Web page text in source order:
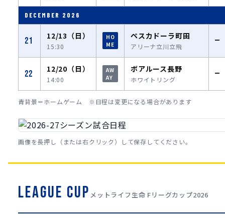
DECEMBER 2026
21 12/13（日）
15:30
HO
ME
ペスカドーラ町田
アリーナ立川立飛
—
22 12/20（日）
14:00
AW
AY
ボアルース長野
ホワイトリング
—
青背景＝ホームゲーム ※日程は変更になる場合があります
画像を長押し（または右クリック）して保存してください。
LEAGUE CUP メットライフ生命 Fリーグカップ2026